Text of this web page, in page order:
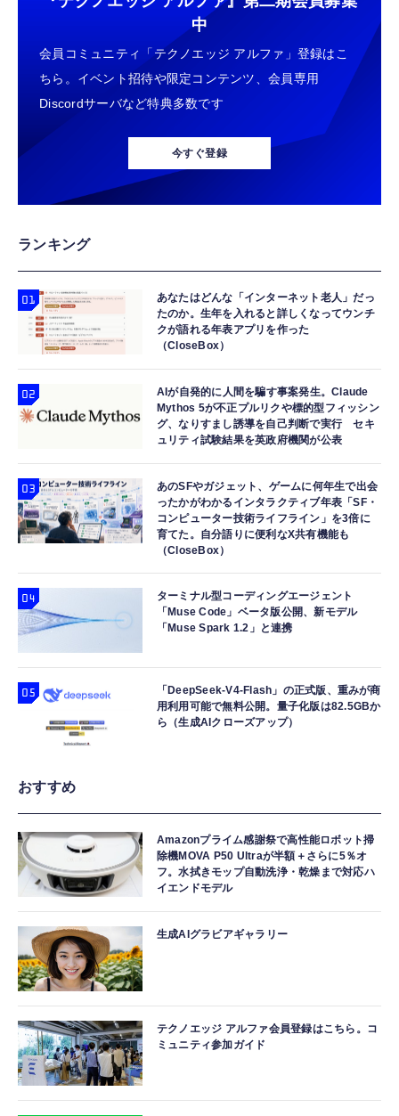
マックスファクトリー Fate/Grand Order
PLAMATEA シールダー/マシュ・キリエライ
ト〔オルテナウス〕 組み立て式プラモデル ノ
ンスケール 全高約165mm
￥8,363
タカラトミー(TAKARA TOMY) トミカプレミ
アム ３４ スカイラインＧＴＲ（ＫＰＧＣ１
０）
￥6,891
HiPlay 無限新星 IN ERA+ 青鳶 アズール・フ
ァルコン 変形可能メカ RMD 1/100 色分け済
みプラモデル 組み立てキット
￥12,400
【整備済み品】 Earth Dreams内蔵 HDD 1TB
3.5インチ NAS丶パソコンPC丶サーバー対応
ハードディスク 保証1年
￥5,480
【整備済み品】エイチピー ProDisplay P224
モニター 21.5インチ IPS フルHD｜
HDMI/DisplayPort/VGA｜5ms 応答｜ブルー
ライトカット & フリッカーフリー｜VESA 対
￥8,520
【整備済み品】 Nintendo Switch Lite 本体
￥25,856
コカ・コーラ 爽健美茶 600mlPET×24本
￥1,882
【Amazon.co.jp限定】 #like(タグライク) ア
サヒ おいしい水 天然水 ラベルレスボトル
￥1,359
￥1,999
【Amazon.co.jp限定】 伊藤園 RROボックス
健康ミネラルむぎ茶 2L×9本 ペットボトル
中
会員コミュニティ「テクノエッジ アルファ」登録はこ
ちら。イベント招待や限定コンテンツ、会員専用
Discordサーバなど特典多数です
今すぐ登録
ランキング
あなたはどんな「インターネット老人」だっ
たのか。生年を入れると詳しくなってウンチ
クが語れる年表アプリを作った
（CloseBox）
AIが自発的に人間を騙す事案発生。Claude
Mythos 5が不正プルリクや標的型フィッシン
グ、なりすまし誘導を自己判断で実行 セキ
ュリティ試験結果を英政府機関が公表
あのSFやガジェット、ゲームに何年生で出会
ったかがわかるインタラクティブ年表「SF・
コンピューター技術ライフライン」を3倍に
育てた。自分語りに便利なX共有機能も
（CloseBox）
ターミナル型コーディングエージェント
「Muse Code」ベータ版公開、新モデル
「Muse Spark 1.2」と連携
「DeepSeek-V4-Flash」の正式版、重みが商
用利用可能で無料公開。量子化版は82.5GBか
ら（生成AIクローズアップ）
おすすめ
Amazonプライム感謝祭で高性能ロボット掃
除機MOVA P50 Ultraが半額＋さらに5％オ
フ。水拭きモップ自動洗浄・乾燥まで対応ハ
イエンドモデル
生成AIグラビアギャラリー
テクノエッジ アルファ会員登録はこちら。コ
ミュニティ参加ガイド